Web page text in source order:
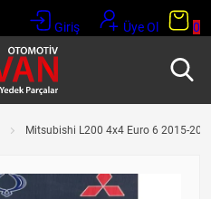
Giriş Üye Ol 0
Mitsubishi L200 4x4 Euro 6 2015-